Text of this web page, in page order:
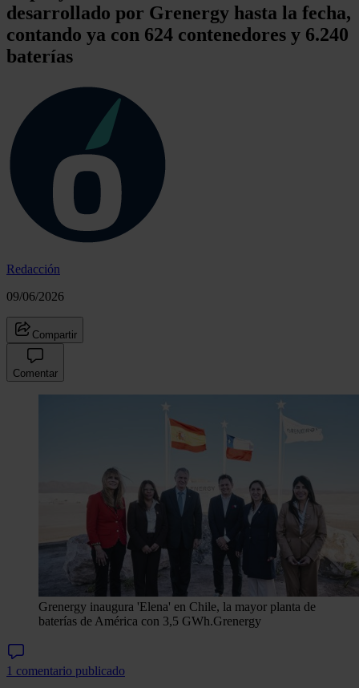
desarrollado por Grenergy hasta la fecha,
contando ya con 624 contenedores y 6.240
baterías
Redacción
09/06/2026
Compartir
Comentar
Grenergy inaugura 'Elena' en Chile, la mayor planta de
baterías de América con 3,5 GWh.Grenergy
1 comentario publicado